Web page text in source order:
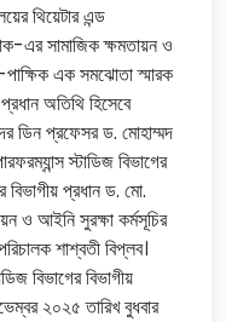
থিয়েটার এন্ড
এর সামাজিক ক্ষমতায়ন ও
এক সমঝোতা স্মারক
অতিথি হিসেবে
ডিন প্রফেসর ড. মোহাম্মদ
স্টাডিজ বিভাগের
বিভাগীয় প্রধান ড. মো.
ও আইনি সুরক্ষা কর্মসূচির
শাশ্বতী বিপ্লব।
বিভাগের বিভাগীয়
২০২৫ তারিখ বুধবার